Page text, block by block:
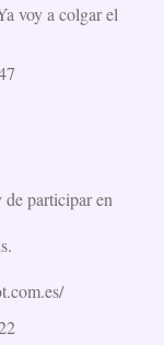
voy a colgar el
de participar en